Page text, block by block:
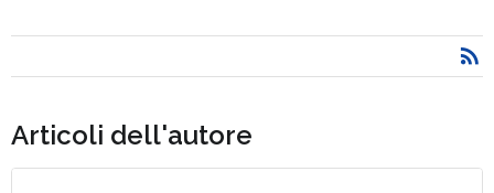
Articoli dell'autore